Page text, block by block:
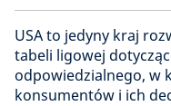
USA to jedyny kraj
tabeli ligowej
odpowiedzialnego, w
konsumentów i ich